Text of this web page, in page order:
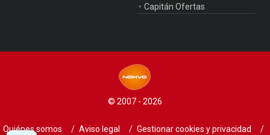
Capitán Ofertas
© 2007 - 2026
Quiénes somos Aviso legal
Gestionar cookies y privacidad